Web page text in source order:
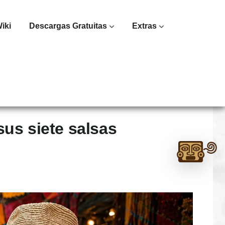
Ask
me
to
Monte
Descargas Gratuitas Extras
siete salsas